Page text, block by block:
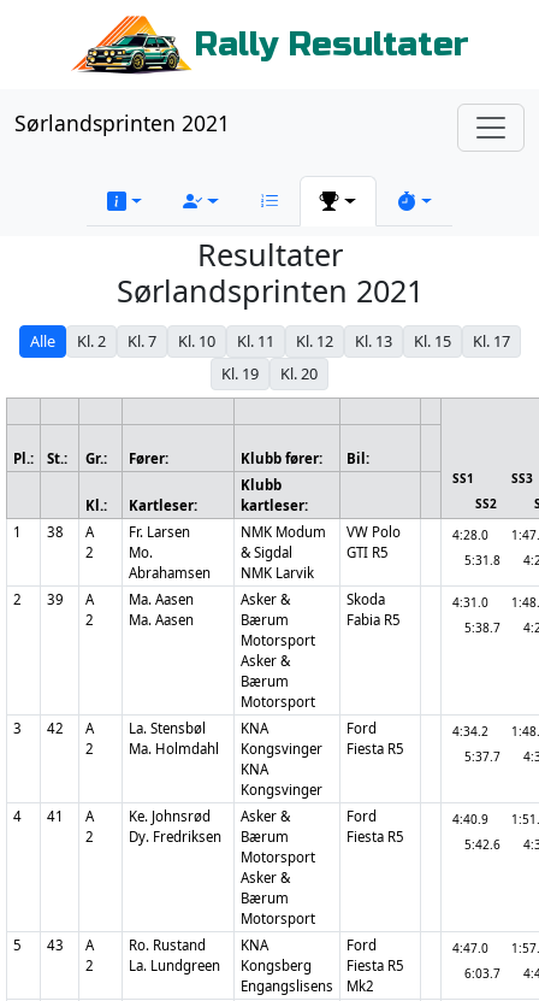
Rally Resultater
Sørlandsprinten 2021
Resultater
Sørlandsprinten 2021
Alle Kl. 2 Kl. 7 Kl. 10 Kl. 11 Kl. 12 Kl. 13 Kl. 15
Kl. 17
Kl. 19
Kl. 20
SS1
SS2
Pl.: St.: Gr.: Fører: Klubb fører: Bil:
Kl.: Kartleser:
Klubb
kartleser:
1
38
A
2
Fr. Larsen
Mo.
Abrahamsen
NMK Modum
& Sigdal
NMK Larvik
VW Polo
GTI R5
4:28.0
5:31.8
2 39
A
2
Ma. Aasen
Ma. Aasen
Asker &
Bærum
Motorsport
Asker &
Bærum
Motorsport
Skoda
Fabia R5
4:31.0
5:38.7
3 42
A
2
La. Stensbøl
Ma. Holmdahl
KNA
Kongsvinger
KNA
Kongsvinger
Ford
Fiesta R5
4:34.2
5:37.7
4 41
A
2
Ke. Johnsrød
Dy. Fredriksen
Asker &
Bærum
Motorsport
Asker &
Bærum
Motorsport
Ford
Fiesta R5
4:40.9
5:42.6
5 43
A
2
Ro. Rustand
La. Lundgreen
KNA
Kongsberg
Engangslisens
Ford
Fiesta R5
Mk2
4:47.0
6:03.7